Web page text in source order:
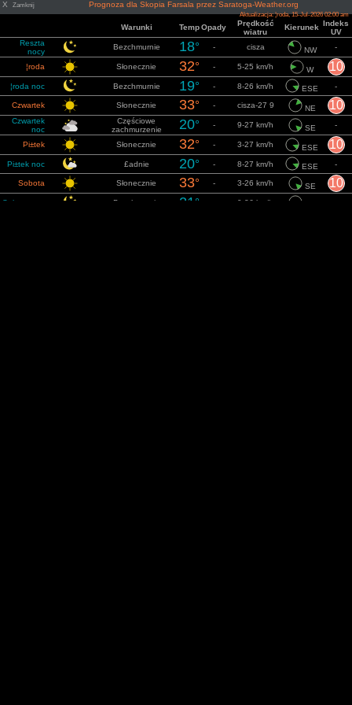
X Zamknij Prognoza dla Skopia Farsala przez Saratoga-Weather.org
Aktualizacja: ¦roda, 15-Jul-2026 02:00 am
Warunki TempOpady
Prędkość
wiatru
Kierunek Indeks
UV
Reszta
nocy
Bezchmurnie 18° - cisza NW -
¦roda Słonecznie 32° - 5-25 km/h W 10
¦roda noc Bezchmurnie 19° - 8-26 km/h ESE -
Czwartek Słonecznie 33° - cisza-27 9 NE 10
Czwartek
noc
Częściowe
zachmurzenie
20° - 9-27 km/h SE -
Pi±tek Słonecznie 32° - 3-27 km/h ESE 10
Pi±tek noc £adnie 20° - 8-27 km/h ESE -
Sobota Słonecznie 33° - 3-26 km/h SE 10
Sobota noc Bezchmurnie 21 ° 9-26 km/h